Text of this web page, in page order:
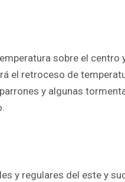
sobre el centro
el retroceso de
y algunas
y regulares del este y